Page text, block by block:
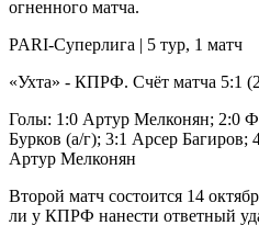
огненного матча.
PARI-Суперлига | 5 тур, 1 матч
«Ухта» - КПРФ. Счёт матча 5:1
Голы: 1:0 Артур Мелконян; 2:0
Бурков (а/г); 3:1 Арсер
Артур Мелконян
Второй матч состоится 14
ли у КПРФ нанести ответный